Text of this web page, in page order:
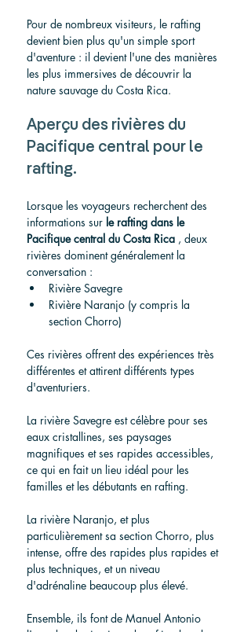
Pour de nombreux visiteurs, le rafting
devient bien plus qu'un simple sport
d'aventure : il devient l'une des manières
les plus immersives de découvrir la
nature sauvage du Costa Rica.
Aperçu des rivières du
Pacifique central pour le
rafting.
Lorsque les voyageurs recherchent des
informations sur le rafting dans le
Pacifique central du Costa Rica , deux
rivières dominent généralement la
conversation :
Rivière Savegre
Rivière Naranjo (y compris la
section Chorro)
Ces rivières offrent des expériences très
différentes et attirent différents types
d'aventuriers.
La rivière Savegre est célèbre pour ses
eaux cristallines, ses paysages
magnifiques et ses rapides accessibles,
ce qui en fait un lieu idéal pour les
familles et les débutants en rafting.
La rivière Naranjo, et plus
particulièrement sa section Chorro, plus
intense, offre des rapides plus rapides et
plus techniques, et un niveau
d'adrénaline beaucoup plus élevé.
Ensemble, ils font de Manuel Antonio